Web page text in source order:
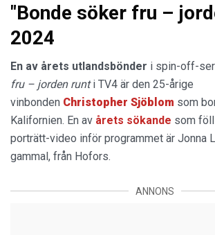
"Bonde söker fru –
2024
En av årets utlandsbönder i spin-off-
fru – jorden runti TV4 är den 25-årige
vinbonden Christopher Sjöblom som
Kalifornien. En av årets sökande som
porträtt-video inför programmet är Jonna
gammal, från Hofors.
ANNONS